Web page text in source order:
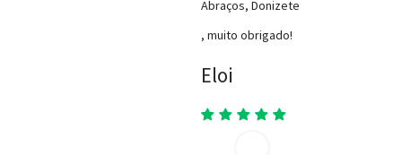
Abraços, Donizete
, muito obrigado!
Eloi